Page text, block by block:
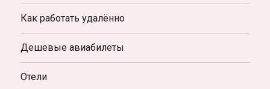
Как работать удалённо
Дешевые авиабилеты
Отели